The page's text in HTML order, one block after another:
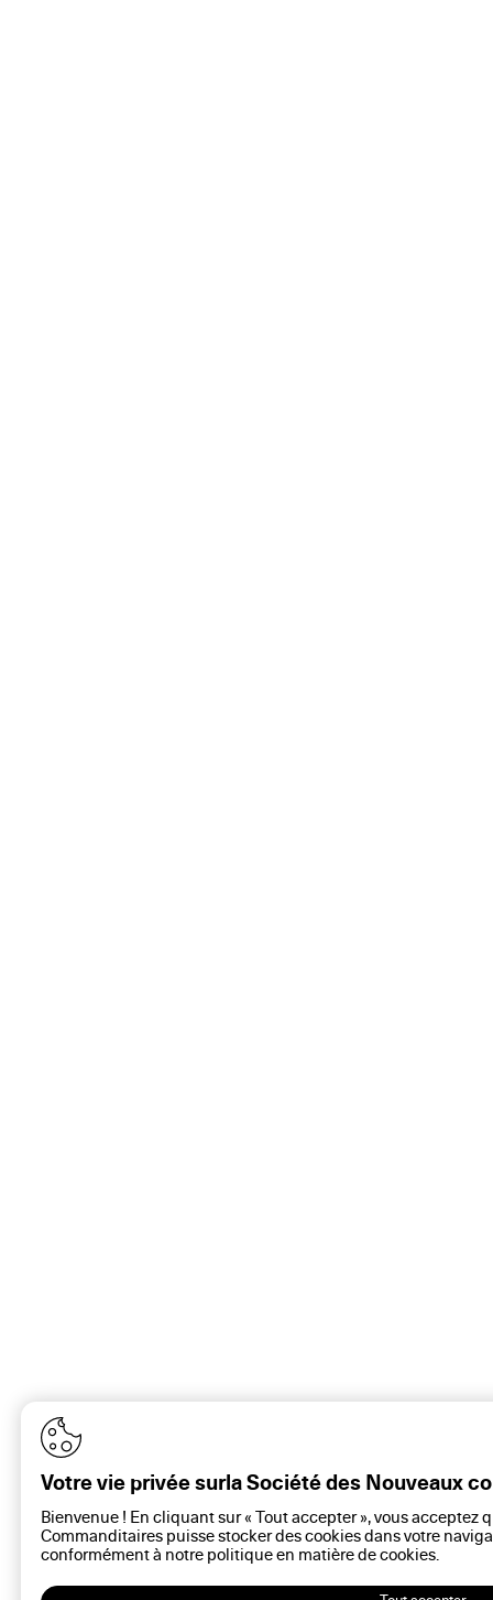
Votre vie privée surla Société des Nouveaux
Bienvenue ! En cliquant sur « Tout accepter », vous acceptez
Commanditaires puisse stocker des cookies dans votre
conformément à notre politique en matière decookies.